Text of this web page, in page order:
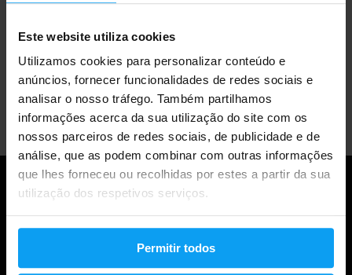
Este website utiliza cookies
Utilizamos cookies para personalizar conteúdo e
anúncios, fornecer funcionalidades de redes sociais e
analisar o nosso tráfego. Também partilhamos
informações acerca da sua utilização do site com os
nossos parceiros de redes sociais, de publicidade e de
análise, que as podem combinar com outras informações
que lhes forneceu ou recolhidas por estes a partir da sua
utilização dos respetivos serviços.
Permitir todos
Mais de 1.000.000 de clientes
Apoio ao cliente profissional